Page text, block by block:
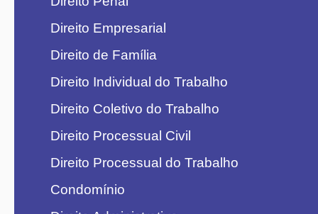
Direito Empresarial
Direito de Família
Direito Individual do Trabalho
Direito Coletivo do Trabalho
Direito Processual Civil
Direito Processual do Trabalho
Condomínio